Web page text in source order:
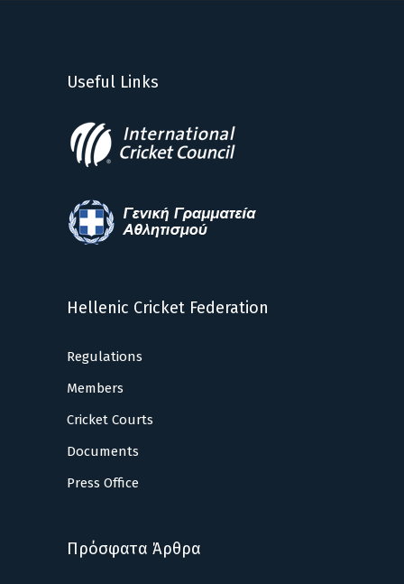
Useful Links
Hellenic Cricket Federation
Regulations
Members
Cricket Courts
Documents
Press Office
Πρόσφατα Άρθρα